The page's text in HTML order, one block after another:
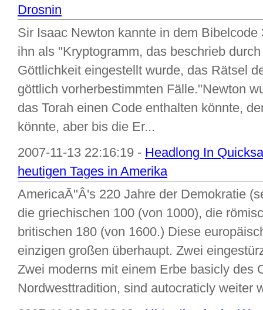
Drosnin
Sir Isaac Newton kannte in dem
ihn als "Kryptogramm, das beschrieb
Göttlichkeit eingestellt wurde, das Rätsel
göttlich vorherbestimmten Fälle."Newton
das Torah einen Code enthalten könnte,
könnte, aber bis die Er...
2007-11-13 22:16:19 - Headlong In
heutigen Tages in Amerika
AmericaÃ"Â's 220 Jahre der Demokratie
die griechischen 100 (von 1000), die
britischen 180 (von 1600.) Diese
einzigen großen überhaupt. Zwei
Zwei moderns mit einem Erbe basicly des
Nordwesttradition, sind autocraticly weiter